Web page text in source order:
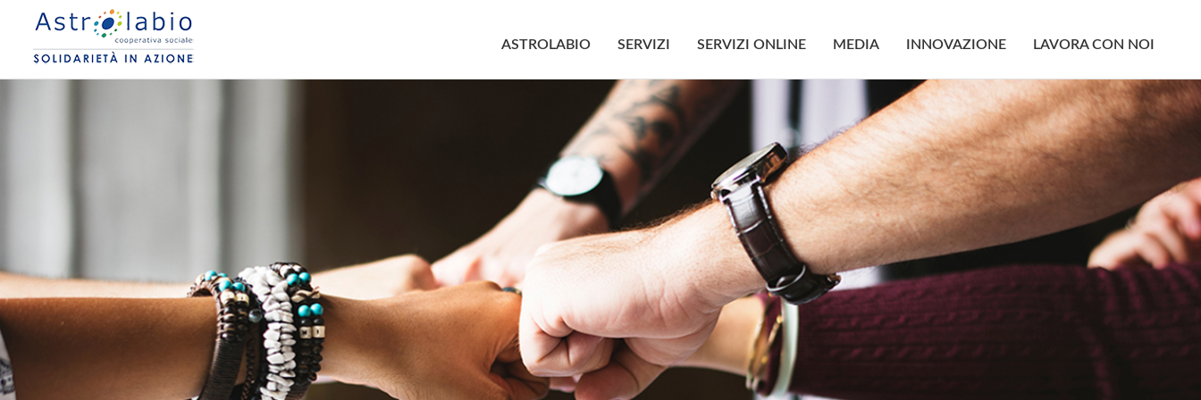
ASTROLABIO SERVIZI SERVIZI ONLINE MEDIA INNOVAZIONE LAVORA CON NOI